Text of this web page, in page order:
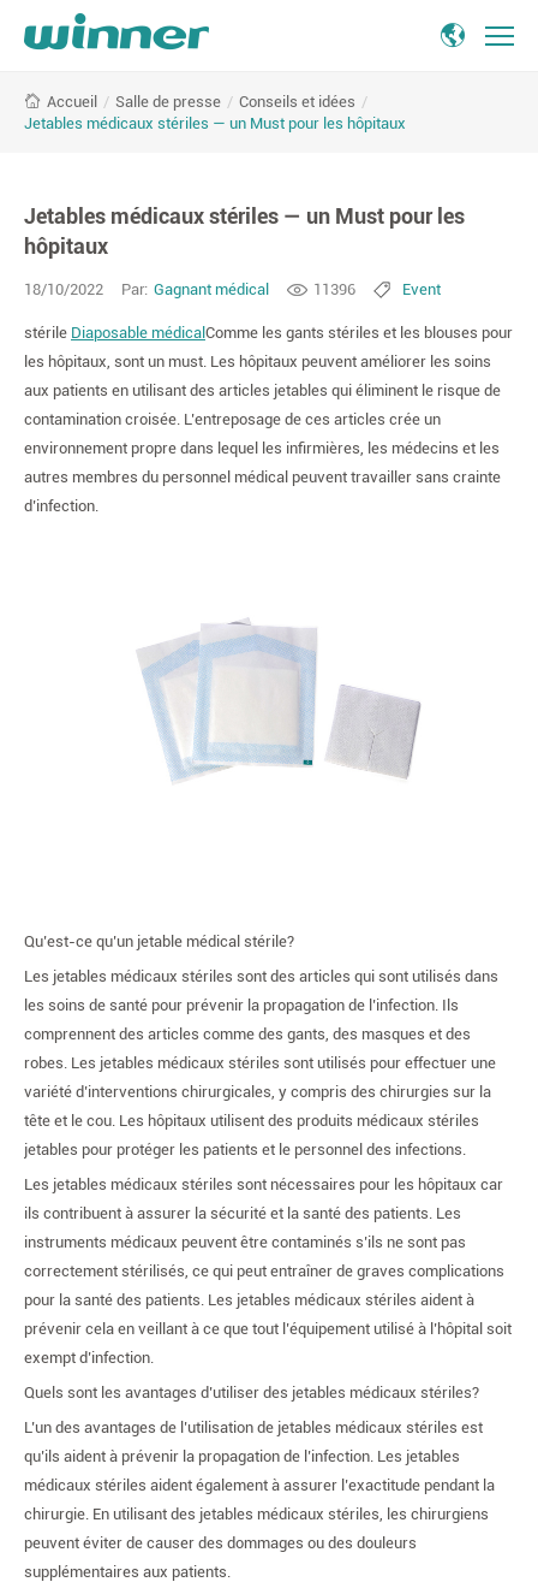
médicaux
Must
pour
hôpitaux
Accueil / Salle de presse / Conseils et idées /
Jetables médicaux stériles — un Must pour les hôpitaux
Jetables médicaux stériles — un Must pour les
hôpitaux
18/10/2022 Par: Gagnant médical 11396 Event
stérile Diaposable médical Comme les gants stériles et les blouses pour
les hôpitaux, sont un must. Les hôpitaux peuvent améliorer les soins
aux patients en utilisant des articles jetables qui éliminent le risque de
contamination croisée. L’entreposage de ces articles crée un
environnement propre dans lequel les infirmières, les médecins et les
autres membres du personnel médical peuvent travailler sans crainte
d’infection.
Qu’est-ce qu’un jetable médical stérile?
Les jetables médicaux stériles sont des articles qui sont utilisés dans
les soins de santé pour prévenir la propagation de l’infection. Ils
comprennent des articles comme des gants, des masques et des
robes. Les jetables médicaux stériles sont utilisés pour effectuer une
variété d’interventions chirurgicales, y compris des chirurgies sur la
tête et le cou. Les hôpitaux utilisent des produits médicaux stériles
jetables pour protéger les patients et le personnel des infections.
Les jetables médicaux stériles sont nécessaires pour les hôpitaux car
ils contribuent à assurer la sécurité et la santé des patients. Les
instruments médicaux peuvent être contaminés s’ils ne sont pas
correctement stérilisés, ce qui peut entraîner de graves complications
pour la santé des patients. Les jetables médicaux stériles aident à
prévenir cela en veillant à ce que tout l’équipement utilisé à l’hôpital soit
exempt d’infection.
Quels sont les avantages d’utiliser des jetables médicaux stériles?
L’un des avantages de l’utilisation de jetables médicaux stériles est
qu’ils aident à prévenir la propagation de l’infection. Les jetables
médicaux stériles aident également à assurer l’exactitude pendant la
chirurgie. En utilisant des jetables médicaux stériles, les chirurgiens
peuvent éviter de causer des dommages ou des douleurs
supplémentaires aux patients.